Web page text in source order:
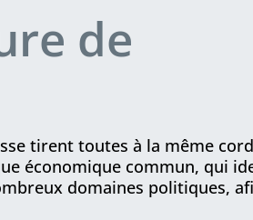
de
tirent toutes à la même
économique commun, qui
domaines politiques,